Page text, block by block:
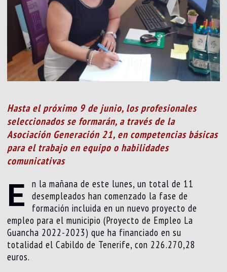
Hasta el próximo 9 de junio, los profesionales
seleccionados se formarán, a través de la
Asociación Generación 21, en competencias básicas
para el trabajo en equipo o habilidades
comunicativas
E
n la mañana de este lunes, un total de 11
desempleados han comenzado la fase de
formación incluida en un nuevo proyecto de
empleo para el municipio (Proyecto de Empleo La
Guancha 2022-2023) que ha financiado en su
totalidad el Cabildo de Tenerife, con 226.270,28
euros.